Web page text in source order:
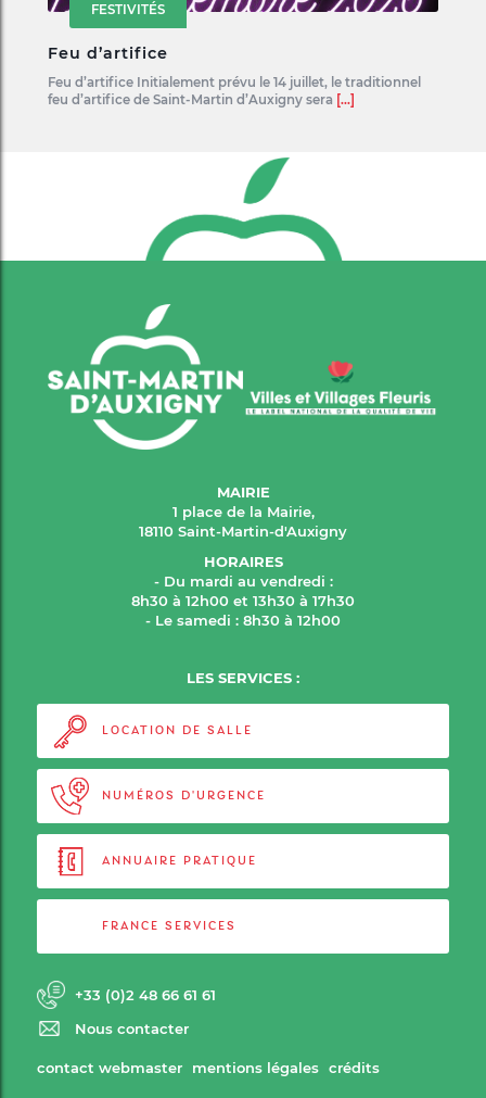
FESTIVITÉS
Feu d’artifice
Feu d’artifice Initialement prévu le 14 juillet, le traditionnel
feu d’artifice de Saint-Martin d’Auxigny sera [...]
MAIRIE
1 place de la Mairie,
18110 Saint-Martin-d'Auxigny
HORAIRES
- Du mardi au vendredi :
8h30 à 12h00 et 13h30 à 17h30
- Le samedi : 8h30 à 12h00
LES SERVICES :
LOCATION DE SALLE
NUMÉROS D'URGENCE
ANNUAIRE PRATIQUE
FRANCE SERVICES
+33 (0)2 48 66 61 61
Nous contacter
contact webmaster mentions légales crédits